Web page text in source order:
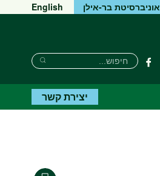
אוניברסיטת בר-אילן English
פייסבוק
חיפוש
Search
Search
יצירת קשר